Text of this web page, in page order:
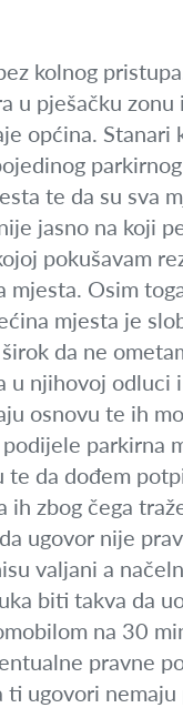
kolnog
u pješačku zonu
općina. Stanari
te da su sva
jasno na koji
pokušavam
Osim
mjesta je
da ne
njihovoj odluci
osnovu te ih
parkirna
da dođem
zbog čega
ugovor nije
valjani a
biti takva da
na 30
pravne
ugovori nemaju